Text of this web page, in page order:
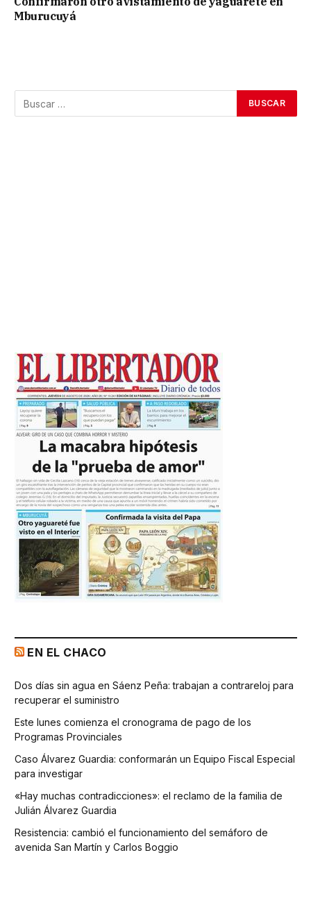
Mburucuyá
EN EL CHACO
Dos días sin agua en Sáenz Peña: trabajan a contrareloj para
recuperar el suministro
Este lunes comienza el cronograma de pago de los
Programas Provinciales
Caso Álvarez Guardia: conformarán un Equipo Fiscal Especial
para investigar
«Hay muchas contradicciones»: el reclamo de la familia de
Julián Álvarez Guardia
Resistencia: cambió el funcionamiento del semáforo de
avenida San Martín y Carlos Boggio